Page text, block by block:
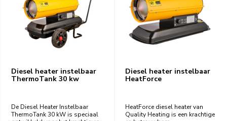
Diesel heater instelbaar
ThermoTank 30 kw
De Diesel Heater Instelbaar
ThermoTank 30 kW is speciaal
Diesel heater instelbaar
HeatForce
HeatForce diesel heater van
Quality Heating is een krachtige